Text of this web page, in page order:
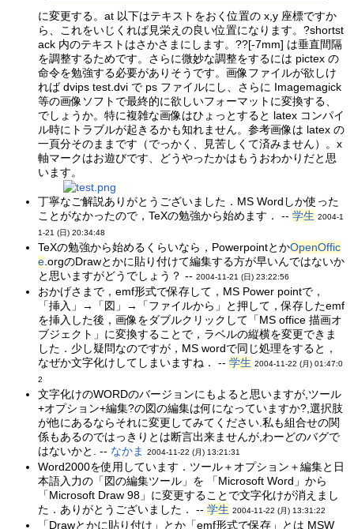
に変更する。at 以下はテキストをおく位置の x,y 座標ですか
ら、これをいじくれば見栄えの良い位置になります。?shortst
ack 内のテキストはさかさまにします。??[-7mm] は垂直間隔
を調整するためです。さらに微妙な調整をするには pictex の
命令を勉強する必要がありそうです。画像ファイルが欲しけ
れば dvips test.dvi で ps ファイルにし、さらに Imagemagick
等の画像ソフトで最終的に欲しいフォーマットに変換する、
でしょうか。特に複雑な画像はひょっとすると latex コンパイ
ル時にトラブルが起きるかも知れません。参考画像は latex の
一頁分そのままです（でっかく、見苦しくて済みません）。x
軸マークはお遊びです、どうやったかはもうおわかりだと思
います。
丁寧なご解説ありがとうございました．MS Wordしか使った
ことがなかったので，TeXの勉強から始めます． --学生 2004-1
1-21 (日) 20:34:48
TeXの勉強から始めるくらいなら，PowerpointとかOpenOffic
e .orgのDrawとかに貼り付けて編集する方が早いんではないか
と思いますがどうでしょう？ --2004-11-21 (日) 23:22:56
おかげさまで，emf形式で保存して，MS Power pointで，
「挿入」→「図」→「ファイルから」と押して，保存したemf
を挿入した後，画像をダブルクリックして「MS office 描画オ
ブジェクト」に変換することで，ラベルの縦横を変更できま
した．少し疑問なのですが，MS wordで同じ処理をすると，
なぜか文字化けしてしまいますね． --学生 2004-11-22 (月) 01:47:0
2
文字化けのWORDのバージョンにもよると思いますが,ツール
+オプション+編集?の図の編集は何になっていますか?,選択肢
が他にあるならそれに変更してみてください.私も組合せの関
係もあるのではっきりとは断言出来ませんが,わーどのバグで
はないかと. -- なかま 2004-11-22 (月) 13:21:31
Word2000を使用しています．ツール＋オプション＋編集と日
本語入力の「図の編集ツール」を 「Microsoft Word」から
「Microsoft Draw 98」に変更することで文字化けが消えまし
た．ありがとうございました． --学生 2004-11-22 (月) 13:31:22
「Drawとかに貼り付け」とか「emf形式で保存」とは MSW